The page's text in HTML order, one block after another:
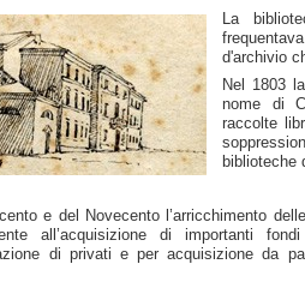
La
d'archivio
Nel 1803
nome di
raccolte
biblioteche
e del Novecento l’arricchimento
all’acquisizione di importanti
di privati e per acquisizione da